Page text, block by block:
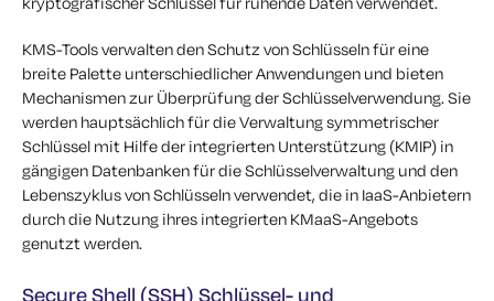
KMS-Tools verwalten den Schutz von Schlüsseln für eine
breite Palette unterschiedlicher Anwendungen und bieten
Mechanismen zur Überprüfung der Schlüsselverwendung. Sie
werden hauptsächlich für die Verwaltung symmetrischer
Schlüssel mit Hilfe der integrierten Unterstützung (KMIP) in
gängigen Datenbanken für die Schlüsselverwaltung und den
Lebenszyklus von Schlüsseln verwendet, die in IaaS-Anbietern
durch die Nutzung ihres integrierten KMaaS-Angebots
genutzt werden.
Secure Shell (SSH) Schlüssel- und